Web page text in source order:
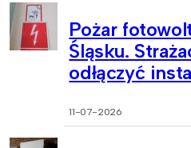
Pożar
Śląsku.
odłączyć
11-07-2026